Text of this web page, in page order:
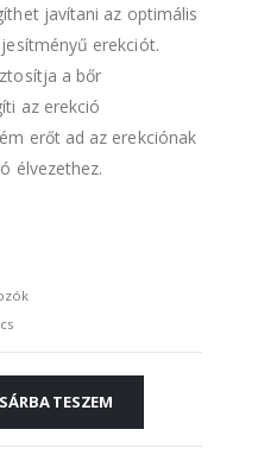
javítani az optimális
erekciót.
a bőr
az erekció
erőt ad az erekciónak
élvezethez.
TESZEM